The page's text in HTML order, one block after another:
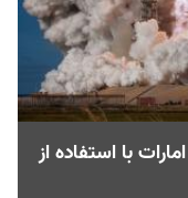
با استفاده از